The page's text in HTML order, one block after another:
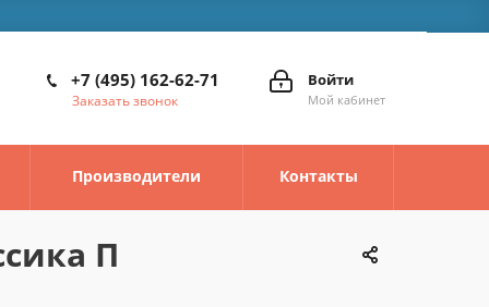
Войти
Мой кабинет
+7 (495) 162-62-71
Заказать звонок
Производители Контакты
П